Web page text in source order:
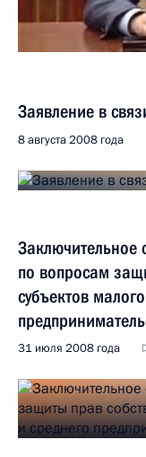
Заявление в
8 августа 2008 года
Заключительное
по вопросам
субъектов
31 июля 2008 года